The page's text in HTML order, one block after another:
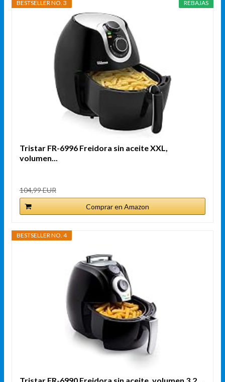
REBAJAS
BESTSELLER NO. 3
Tristar FR-6996 Freidora sin aceite XXL,
volumen...
104,99 EUR
Comprar en Amazon
BESTSELLER NO. 4